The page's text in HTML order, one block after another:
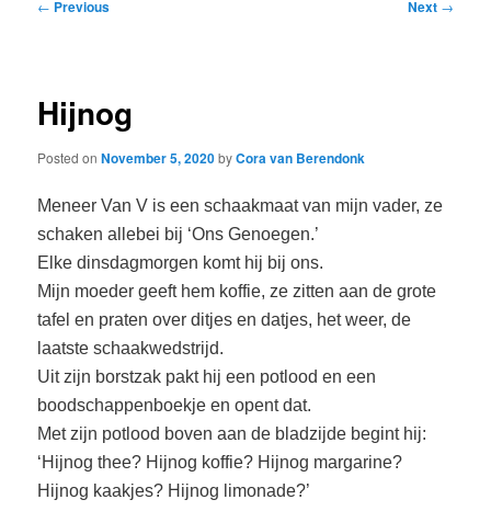
← Previous Next →
Hijnog
Posted onNovember 5, 2020byCora van Berendonk
Meneer Van V is een schaakmaat van mijn vader, ze
schaken allebei bij ‘Ons Genoegen.’
Elke dinsdagmorgen komt hij bij ons.
Mijn moeder geeft hem koffie, ze zitten aan de grote
tafel en praten over ditjes en datjes, het weer, de
laatste schaakwedstrijd.
Uit zijn borstzak pakt hij een potlood en een
boodschappenboekje en opent dat.
Met zijn potlood boven aan de bladzijde begint hij:
‘Hijnog thee? Hijnog koffie? Hijnog margarine?
Hijnog kaakjes? Hijnog limonade?’